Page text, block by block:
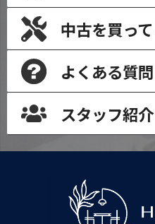
中古を買って
よくある質問
スタッフ紹介